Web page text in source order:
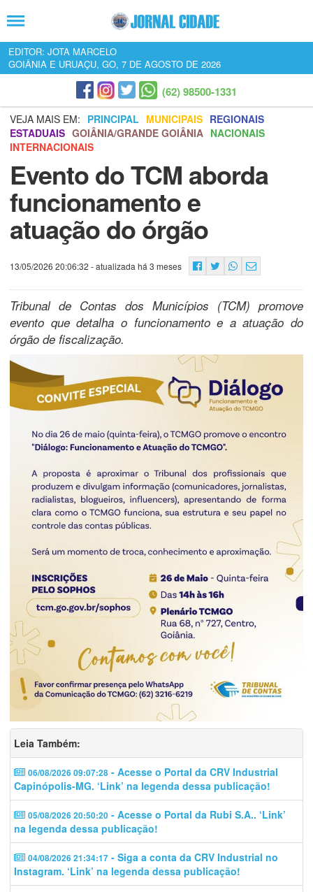
EDITOR: JOTA MARCELO
GOIÂNIA E URUAÇU, GO, 7 DE AGOSTO DE 2026
(62) 98500-1331
VEJA MAIS EM: PRINCIPAL MUNICIPAIS REGIONAIS
ESTADUAIS GOIÂNIA/GRANDE GOIÂNIA NACIONAIS
INTERNACIONAIS
Evento do TCM aborda
funcionamento e
atuação do órgão
13/05/2026 20:06:32 - atualizada há 3 meses
Tribunal de Contas dos Municípios (TCM) promove
evento que detalha o funcionamento e a atuação do
órgão de fiscalização.
Leia Também:
06/08/2026 09:07:28 - Acesse o Portal da CRV Industrial
Capinópolis-MG. ‘Link’ na legenda dessa publicação!
05/08/2026 20:50:20 - Acesse o Portal da Rubi S.A.. ‘Link’
na legenda dessa publicação!
04/08/2026 21:34:17 - Siga a conta da CRV Industrial no
Instagram. ‘Link’ na legenda dessa publicação!